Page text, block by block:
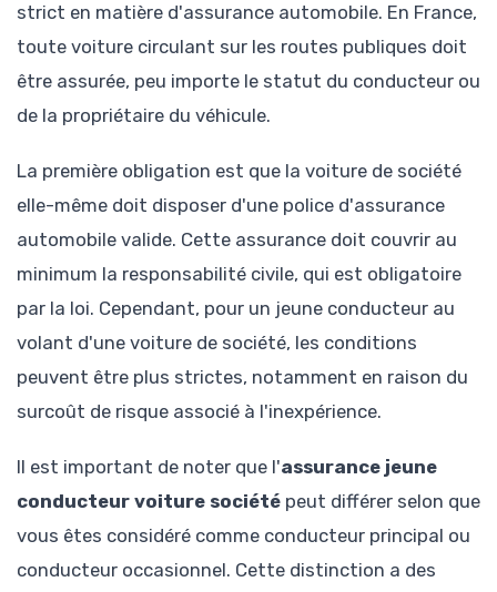
strict en matière d'assurance automobile. En France,
toute voiture circulant sur les routes publiques doit
être assurée, peu importe le statut du conducteur ou
de la propriétaire du véhicule.
La première obligation est que la voiture de société
elle-même doit disposer d'une police d'assurance
automobile valide. Cette assurance doit couvrir au
minimum la responsabilité civile, qui est obligatoire
par la loi. Cependant, pour un jeune conducteur au
volant d'une voiture de société, les conditions
peuvent être plus strictes, notamment en raison du
surcoût de risque associé à l'inexpérience.
Il est important de noter que l'assurance jeune
conducteur voiture société peut différer selon que
vous êtes considéré comme conducteur principal ou
conducteur occasionnel. Cette distinction a des